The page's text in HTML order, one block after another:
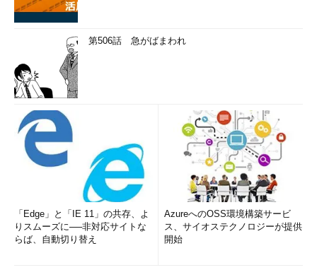
第506話 急がばまわれ
「Edge」と「IE 11」の共存、よ
りスムーズに──非対応サイトな
らば、自動切り替え
AzureへのOSS環境構築サービ
ス、サイオステクノロジーが提供
開始